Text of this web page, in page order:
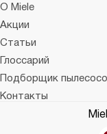
О Miele
Акции
Статьи
Глоссарий
Подборщик
Контакты